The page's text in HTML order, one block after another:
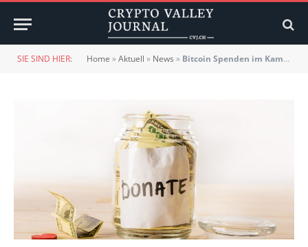
SIE SIND HIER: Home »Aktuell » News » Bitcoin Spenden im Kampf gegen COVID-19